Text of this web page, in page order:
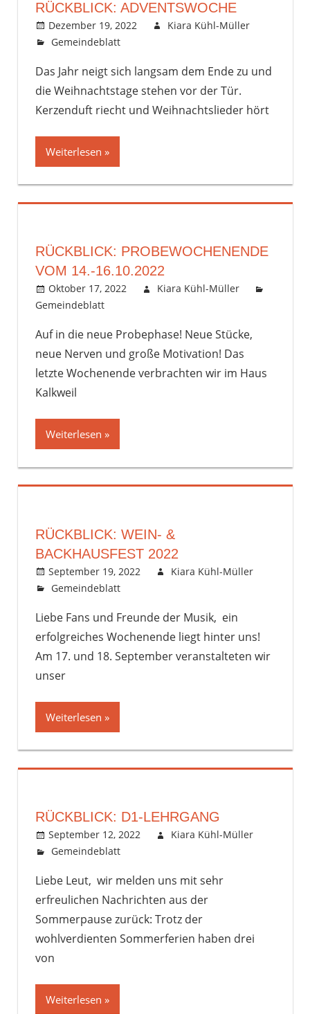
RÜCKBLICK: ADVENTSWOCHE
Dezember 19, 2022
Kiara Kühl-Müller
Gemeindeblatt
Das Jahr neigt sich langsam dem Ende zu und
die Weihnachtstage stehen vor der Tür.
Kerzenduft riecht und Weihnachtslieder hört
Weiterlesen
RÜCKBLICK: PROBEWOCHENENDE
VOM 14.-16.10.2022
Oktober 17, 2022
Kiara Kühl-Müller
Gemeindeblatt
Auf in die neue Probephase! Neue Stücke,
neue Nerven und große Motivation! Das
letzte Wochenende verbrachten wir im Haus
Kalkweil
Weiterlesen
RÜCKBLICK: WEIN- &
BACKHAUSFEST 2022
September 19, 2022
Kiara Kühl-Müller
Gemeindeblatt
Liebe Fans und Freunde der Musik, ein
erfolgreiches Wochenende liegt hinter uns!
Am 17. und 18. September veranstalteten wir
unser
Weiterlesen
RÜCKBLICK: D1-LEHRGANG
September 12, 2022
Kiara Kühl-Müller
Gemeindeblatt
Liebe Leut, wir melden uns mit sehr
erfreulichen Nachrichten aus der
Sommerpause zurück: Trotz der
wohlverdienten Sommerferien haben drei
von
Weiterlesen